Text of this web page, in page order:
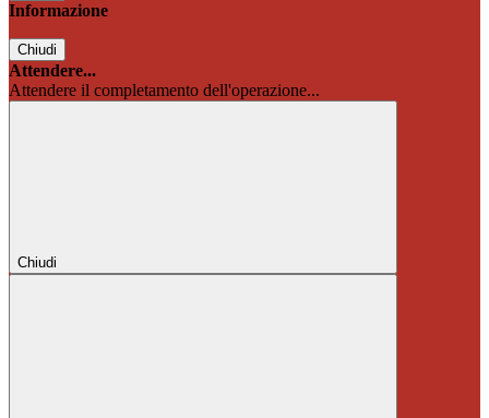
Informazione
Chiudi
Attendere...
Attendere il completamento dell'operazione...
Chiudi